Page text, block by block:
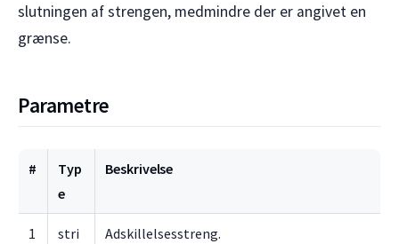
slutningen af strengen, medmindre der er angivet en
grænse.
Parametre
#
Typ
e
Beskrivelse
1
stri
Adskillelsesstreng.